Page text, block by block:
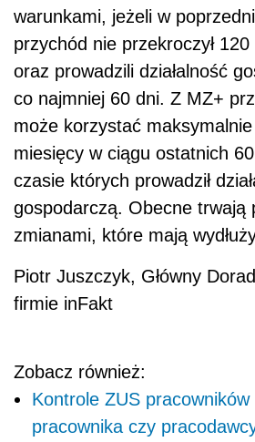
warunkami, jeżeli w
przychód nie przekroczył 120
oraz prowadzili działalność
co najmniej 60 dni. Z MZ+
może korzystać
miesięcy w ciągu ostatnich
czasie których prowadził
gospodarczą. Obecne trwają
zmianami, które mają
Piotr Juszczyk, Główny
firmie inFakt
Zobacz również:
Kontrole ZUS
pracownika czy